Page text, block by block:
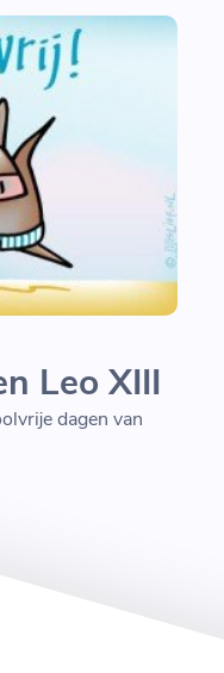
Leo XIII
dagen van